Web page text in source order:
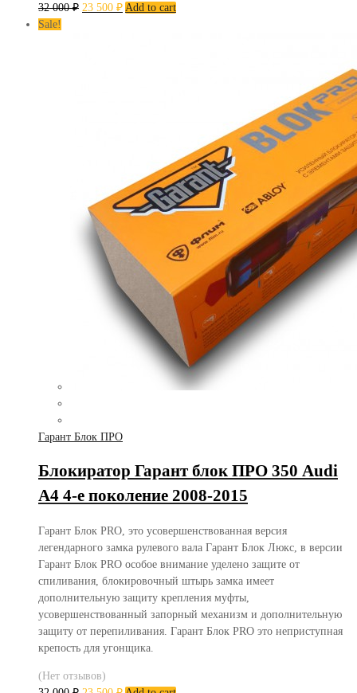
32 000₽ 23 500 ₽ Add to cart
Sale!
Гарант Блок ПРО
Блокиратор Гарант блок ПРО 350 Audi
A4 4-е поколение 2008-2015
Гарант Блок PRO, это усовершенствованная версия
легендарного замка рулевого вала Гарант Блок Люкс, в версии
Гарант Блок PRO особое внимание уделено защите от
спиливания, блокировочный штырь замка имеет
дополнительную защиту крепления муфты,
усовершенствованный запорный механизм и дополнительную
защиту от перепиливания. Гарант Блок PRO это неприступная
крепость для угонщика.
(Нет отзывов)